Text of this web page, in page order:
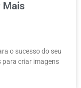
Mais
o sucesso do seu
para criar imagens